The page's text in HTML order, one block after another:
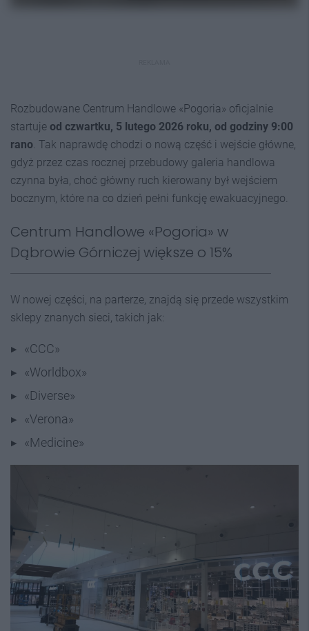
Rozbudowane Centrum Handlowe «Pogoria» oficjalnie
startuje od czwartku, 5 lutego 2026 roku, od godziny 9:00
rano. Tak naprawdę chodzi o nową część i wejście główne,
gdyż przez czas rocznej przebudowy galeria handlowa
czynna była, choć główny ruch kierowany był wejściem
bocznym, które na co dzień pełni funkcję ewakuacyjnego.
Centrum Handlowe «Pogoria» w
Dąbrowie Górniczej większe o 15%
W nowej części, na parterze, znajdą się przede wszystkim
sklepy znanych sieci, takich jak:
«CCC»
«Worldbox»
«Diverse»
«Verona»
«Medicine»